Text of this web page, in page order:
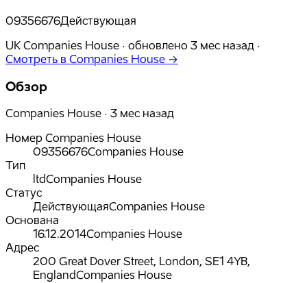
09356676Действующая
UK Companies House · обновлено 3 мес назад ·
Смотреть в Companies House →
Обзор
Companies House · 3 мес назад
Номер Companies House
09356676Companies House
Тип
ltdCompanies House
Статус
ДействующаяCompanies House
Основана
16.12.2014Companies House
Адрес
200 Great Dover Street, London, SE1 4YB,
EnglandCompanies House